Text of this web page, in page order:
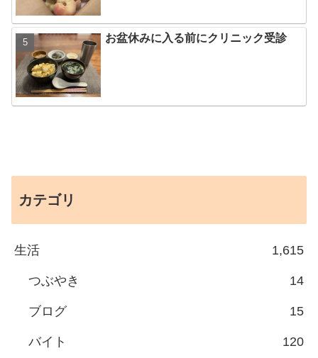
お盆休みに入る前にクリニック受診
カテゴリ
生活 1,615
つぶやき 14
ブログ 15
バイト 120